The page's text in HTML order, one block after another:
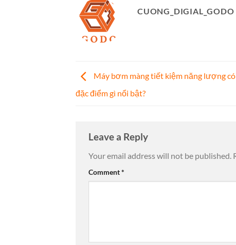
CUONG_DIGIAL_GODO
Máy bơm màng tiết kiệm năng lượng
đặc điểm gì nổi bật?
Leave a Reply
Your email address will not be published.
Comment*